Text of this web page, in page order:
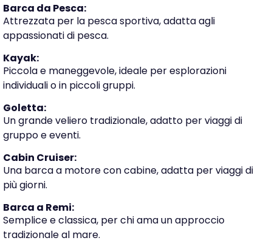
Barca da Pesca:
Attrezzata per la pesca sportiva, adatta agli
appassionati di pesca.
Kayak:
Piccola e maneggevole, ideale per esplorazioni
individuali o in piccoli gruppi.
Goletta:
Un grande veliero tradizionale, adatto per viaggi di
gruppo e eventi.
Cabin Cruiser:
Una barca a motore con cabine, adatta per viaggi di
più giorni.
Barca a Remi:
Semplice e classica, per chi ama un approccio
tradizionale al mare.